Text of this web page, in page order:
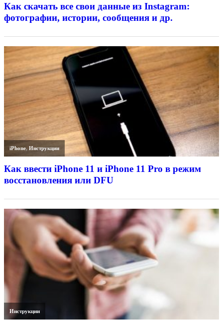
Как скачать все свои данные из Instagram:
фотографии, истории, сообщения и др.
iPhone,Инструкции
Как ввести iPhone 11 и iPhone 11 Pro в режим
восстановления или DFU
Инструкции